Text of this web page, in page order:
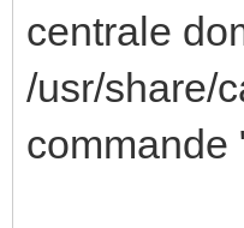
centrale
/usr/share/
commande